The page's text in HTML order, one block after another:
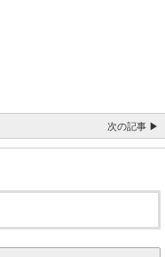
次の記事 ▶